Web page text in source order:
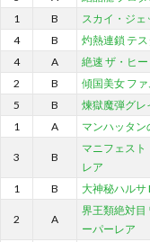
1
B スカイ・ジ
4
B 灼熱連鎖 テ
4
A 絶速 ザ・ヒ
2
B 傾国美女 フ
5
B 煉獄魔弾グレ
1
A マンハッタン
3 B
マニフェスト
レア
1 B 大神秘ハルサ
2 A
界王類絶対目
ーパーレア